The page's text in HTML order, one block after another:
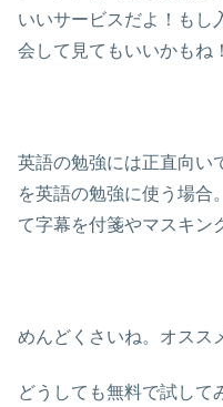
いいサービスだよ！もし
会して見てもいいかもね！
英語の勉強には正直向い
を英語の勉強に使う場合
て字幕を付箋やマスキン
めんどくさいね。オスス
どうしても無料で試して